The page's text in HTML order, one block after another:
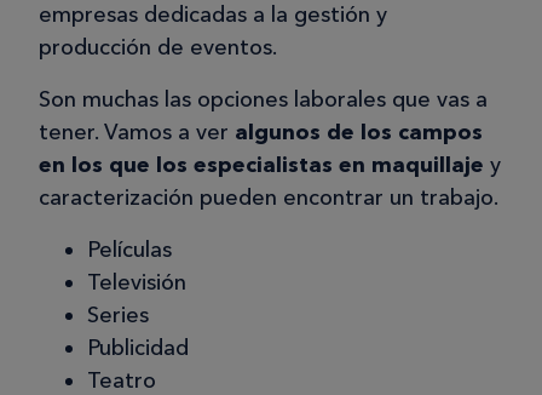
empresas dedicadas a la gestión y
producción de eventos.
Son muchas las opciones laborales que vas a
tener. Vamos a ver algunos de los campos
en los que los especialistas en maquillaje y
caracterización pueden encontrar un trabajo.
Películas
Televisión
Series
Publicidad
Teatro